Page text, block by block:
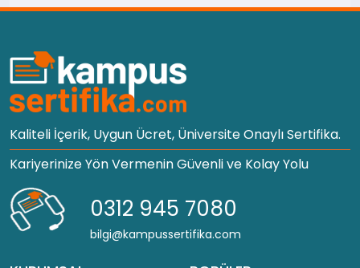
Kaliteli İçerik, Uygun Ücret, Üniversite Onaylı Sertifika.
Kariyerinize Yön Vermenin Güvenli ve Kolay Yolu
0312 945 7080
bilgi@kampussertifika.com